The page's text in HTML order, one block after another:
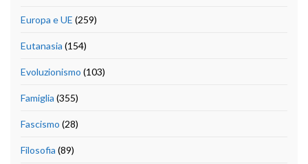
Europa e UE (259)
Eutanasia (154)
Evoluzionismo (103)
Famiglia (355)
Fascismo (28)
Filosofia (89)